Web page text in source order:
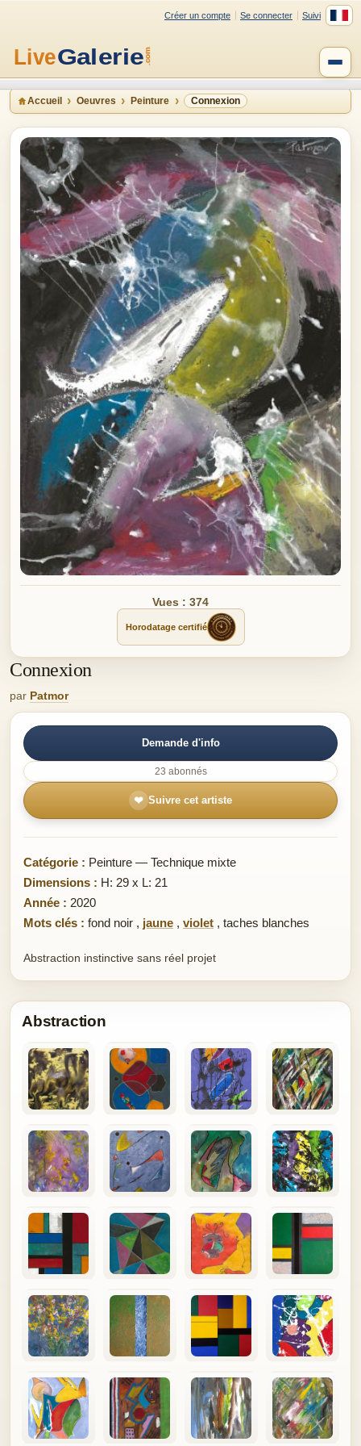
Créer un compte Se connecter Suivi
Accueil Oeuvres Peinture Connexion
Vues : 374
Horodatage certifié
Connexion
par Patmor
Demande d'info
23 abonnés
❤ Suivre cet artiste
Catégorie : Peinture — Technique mixte
Dimensions : H: 29 x L: 21
Année : 2020
Mots clés : fond noir , jaune , violet , taches blanches
Abstraction instinctive sans réel projet
Abstraction